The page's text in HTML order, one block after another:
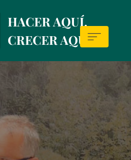
to
contentt
HACER AQUÍ,
CRECER AQUÍ.